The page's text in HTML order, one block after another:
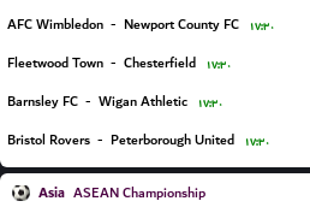
AFC Wimbledon - Newport County FC ۱۷:۳۰
Fleetwood Town - Chesterfield ۱۷:۳۰
Barnsley FC - Wigan Athletic ۱۷:۳۰
Bristol Rovers - Peterborough United ۱۷:۳۰
Asia ASEAN Championship